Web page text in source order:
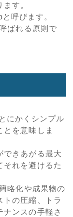
す。
呼びます。
ばれる原則で
にかくシンプル
とを意味しま
できあがる最大
それを避けるた
略化や成果物の
トの圧縮、トラ
ナンスの手軽さ